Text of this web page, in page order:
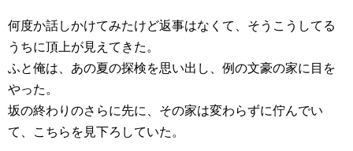
何度か話しかけてみたけど返事はなくて、そうこうしてる
うちに頂上が見えてきた。
ふと俺は、あの夏の探検を思い出し、例の文豪の家に目を
やった。
坂の終わりのさらに先に、その家は変わらずに佇んでい
て、こちらを見下ろしていた。